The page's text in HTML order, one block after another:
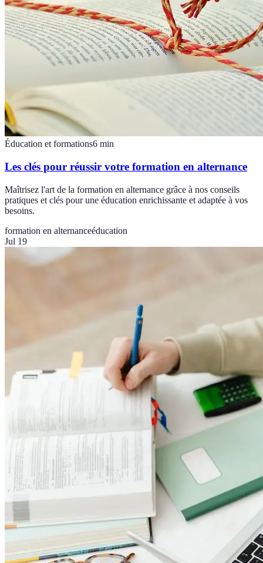
Éducation et formations6 min
Les clés pour réussir votre formation en alternance
Maîtrisez l'art de la formation en alternance grâce à nos conseils
pratiques et clés pour une éducation enrichissante et adaptée à vos
besoins.
formation en alternanceéducation
Jul 19